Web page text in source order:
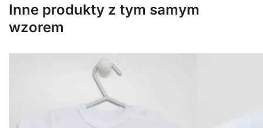
Inne produkty z tym samym
wzorem